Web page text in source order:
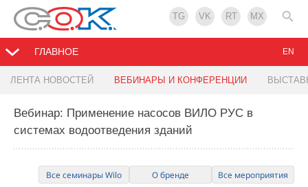
TG VK RT MX
ГЛАВНОЕ
ЛЕНТА НОВОСТЕЙ ВЕБИНАРЫ И КОНФЕРЕНЦИИ
EN
Вебинар: Применение насосов ВИЛО РУС в
системах водоотведения зданий
Все семинары Wilo О бренде Все мероприятия